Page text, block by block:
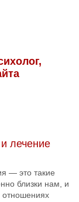
лечение
— это такие
близки нам, и
отношениях